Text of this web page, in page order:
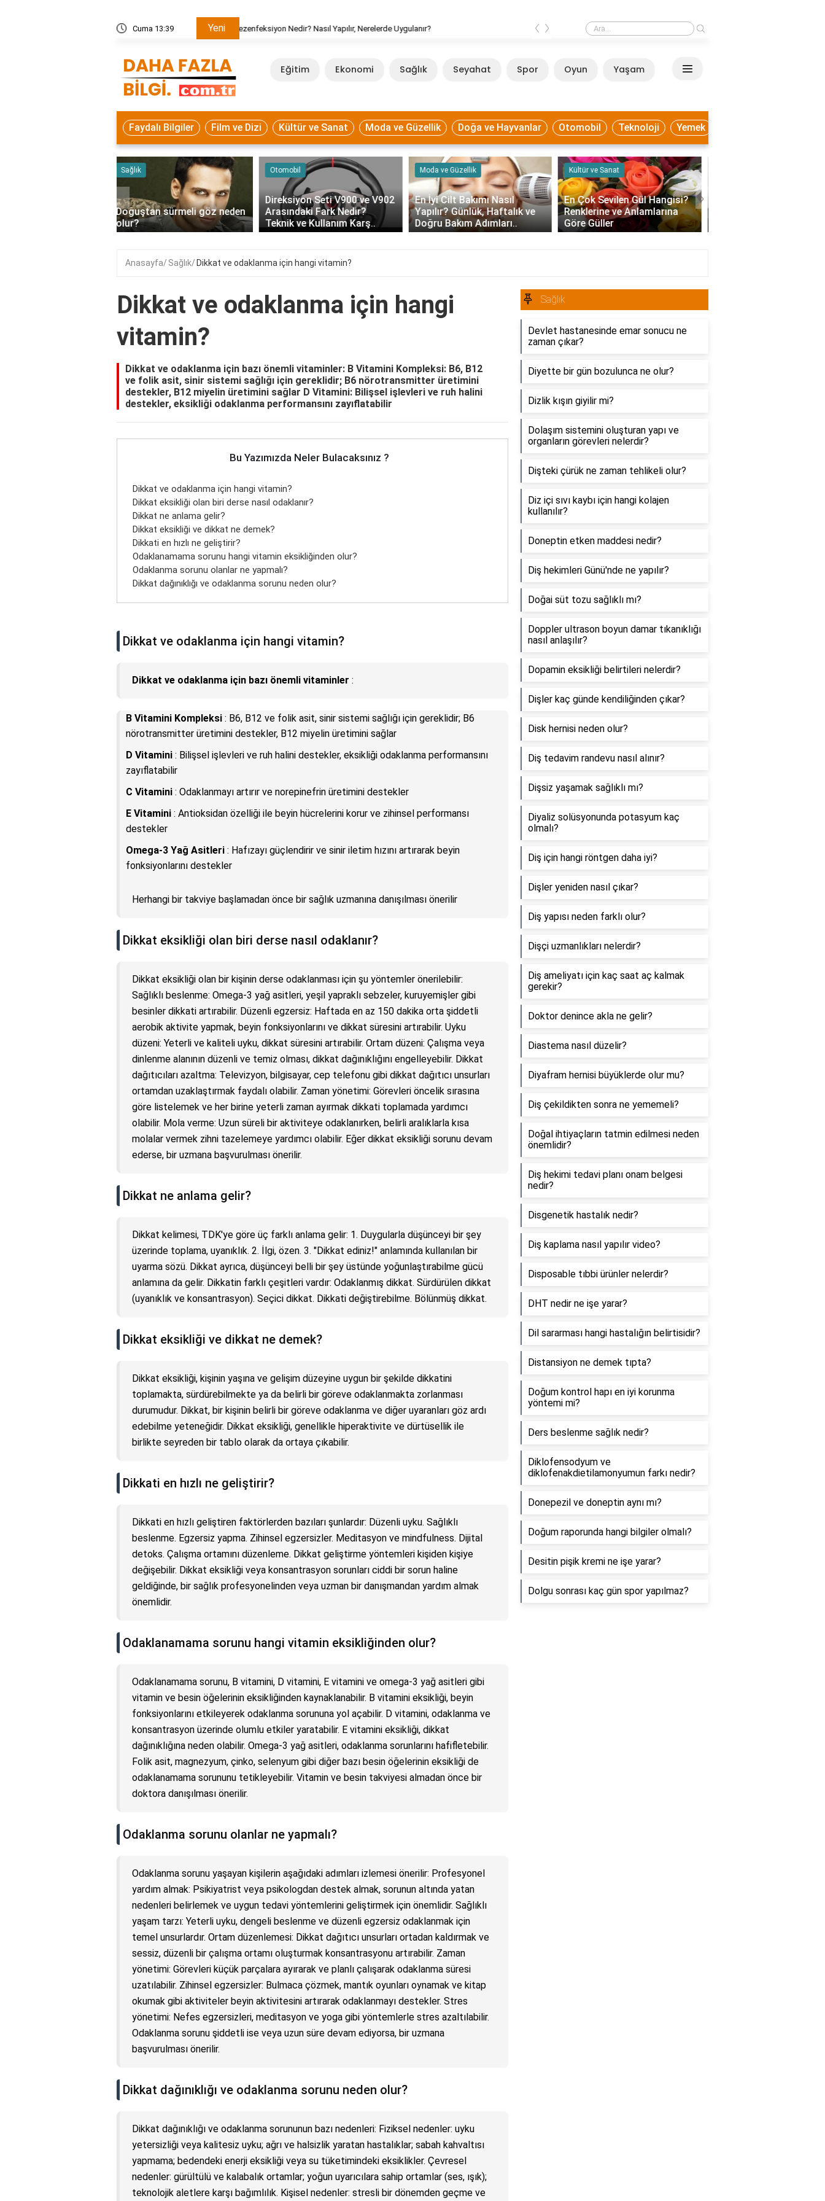
Cuma 13:39 Yeni
Nasıl Yapılır, Nerelerde Uygulanır? Dezenfeksiyon Nedir? Nasıl Yapılır, Nerelerde Uygulanır? Dezenfeksiyon Nedir? Nasıl Yapılır, Nerelerde Uygulanır?
‹ ›
Eğitim Ekonomi Sağlık Seyahat Spor Oyun Yaşam
Faydalı Bilgiler Film ve Dizi Kültür ve Sanat Moda ve Güzellik Doğa ve Hayvanlar Otomobil Teknoloji Yemek
Otomobil
Direksiyon Seti V900 ve V902
Arasındaki Fark Nedir?
Teknik ve Kullanım Karş..
Moda ve Güzellik
En İyi Cilt Bakımı Nasıl
Yapılır? Günlük, Haftalık ve
Doğru Bakım Adımları..
Kültür ve Sanat
En Çok Sevilen Gül Hangisi?
Renklerine ve Anlamlarına
Göre Güller
Faydalı Bilgiler
Desi ve Hacimsel Ağırlık Aynı
Şey mi? Kargo Hesaplama
Mantığı Net Anlatım..
‹ ›
Anasayfa Sağlık Dikkat ve odaklanma için hangi vitamin?
Dikkat ve odaklanma için hangi
vitamin?
Dikkat ve odaklanma için bazı önemli vitaminler: B Vitamini Kompleksi: B6, B12
ve folik asit, sinir sistemi sağlığı için gereklidir; B6 nörotransmitter üretimini
destekler, B12 miyelin üretimini sağlar D Vitamini: Bilişsel işlevleri ve ruh halini
destekler, eksikliği odaklanma performansını zayıflatabilir
Bu Yazımızda Neler Bulacaksınız ?
Dikkat ve odaklanma için hangi vitamin?
Dikkat eksikliği olan biri derse nasıl odaklanır?
Dikkat ne anlama gelir?
Dikkat eksikliği ve dikkat ne demek?
Dikkati en hızlı ne geliştirir?
Odaklanamama sorunu hangi vitamin eksikliğinden olur?
Odaklanma sorunu olanlar ne yapmalı?
Dikkat dağınıklığı ve odaklanma sorunu neden olur?
Dikkat ve odaklanma için hangi vitamin?
Dikkat ve odaklanma için bazı önemli vitaminler :
B Vitamini Kompleksi : B6, B12 ve folik asit, sinir sistemi sağlığı için gereklidir; B6
nörotransmitter üretimini destekler, B12 miyelin üretimini sağlar
D Vitamini : Bilişsel işlevleri ve ruh halini destekler, eksikliği odaklanma performansını
zayıflatabilir
C Vitamini : Odaklanmayı artırır ve norepinefrin üretimini destekler
E Vitamini : Antioksidan özelliği ile beyin hücrelerini korur ve zihinsel performansı
destekler
Omega-3 Yağ Asitleri : Hafızayı güçlendirir ve sinir iletim hızını artırarak beyin
fonksiyonlarını destekler
Herhangi bir takviye başlamadan önce bir sağlık uzmanına danışılması önerilir
Dikkat eksikliği olan biri derse nasıl odaklanır?
Dikkat eksikliği olan bir kişinin derse odaklanması için şu yöntemler önerilebilir:
Sağlıklı beslenme: Omega-3 yağ asitleri, yeşil yapraklı sebzeler, kuruyemişler gibi
besinler dikkati artırabilir. Düzenli egzersiz: Haftada en az 150 dakika orta şiddetli
aerobik aktivite yapmak, beyin fonksiyonlarını ve dikkat süresini artırabilir. Uyku
düzeni: Yeterli ve kaliteli uyku, dikkat süresini artırabilir. Ortam düzeni: Çalışma veya
dinlenme alanının düzenli ve temiz olması, dikkat dağınıklığını engelleyebilir. Dikkat
dağıtıcıları azaltma: Televizyon, bilgisayar, cep telefonu gibi dikkat dağıtıcı unsurları
ortamdan uzaklaştırmak faydalı olabilir. Zaman yönetimi: Görevleri öncelik sırasına
göre listelemek ve her birine yeterli zaman ayırmak dikkati toplamada yardımcı
olabilir. Mola verme: Uzun süreli bir aktiviteye odaklanırken, belirli aralıklarla kısa
molalar vermek zihni tazelemeye yardımcı olabilir. Eğer dikkat eksikliği sorunu devam
ederse, bir uzmana başvurulması önerilir.
Dikkat ne anlama gelir?
Dikkat kelimesi, TDK'ye göre üç farklı anlama gelir: 1. Duygularla düşünceyi bir şey
üzerinde toplama, uyanıklık. 2. İlgi, özen. 3. "Dikkat ediniz!" anlamında kullanılan bir
uyarma sözü. Dikkat ayrıca, düşünceyi belli bir şey üstünde yoğunlaştırabilme gücü
anlamına da gelir. Dikkatin farklı çeşitleri vardır: Odaklanmış dikkat. Sürdürülen dikkat
(uyanıklık ve konsantrasyon). Seçici dikkat. Dikkati değiştirebilme. Bölünmüş dikkat.
Dikkat eksikliği ve dikkat ne demek?
Dikkat eksikliği, kişinin yaşına ve gelişim düzeyine uygun bir şekilde dikkatini
toplamakta, sürdürebilmekte ya da belirli bir göreve odaklanmakta zorlanması
durumudur. Dikkat, bir kişinin belirli bir göreve odaklanma ve diğer uyaranları göz ardı
edebilme yeteneğidir. Dikkat eksikliği, genellikle hiperaktivite ve dürtüsellik ile
birlikte seyreden bir tablo olarak da ortaya çıkabilir.
Dikkati en hızlı ne geliştirir?
Dikkati en hızlı geliştiren faktörlerden bazıları şunlardır: Düzenli uyku. Sağlıklı
beslenme. Egzersiz yapma. Zihinsel egzersizler. Meditasyon ve mindfulness. Dijital
detoks. Çalışma ortamını düzenleme. Dikkat geliştirme yöntemleri kişiden kişiye
değişebilir. Dikkat eksikliği veya konsantrasyon sorunları ciddi bir sorun haline
geldiğinde, bir sağlık profesyonelinden veya uzman bir danışmandan yardım almak
önemlidir.
Odaklanamama sorunu hangi vitamin eksikliğinden olur?
Odaklanamama sorunu, B vitamini, D vitamini, E vitamini ve omega-3 yağ asitleri gibi
vitamin ve besin öğelerinin eksikliğinden kaynaklanabilir. B vitamini eksikliği, beyin
fonksiyonlarını etkileyerek odaklanma sorununa yol açabilir. D vitamini, odaklanma ve
konsantrasyon üzerinde olumlu etkiler yaratabilir. E vitamini eksikliği, dikkat
dağınıklığına neden olabilir. Omega-3 yağ asitleri, odaklanma sorunlarını hafifletebilir.
Folik asit, magnezyum, çinko, selenyum gibi diğer bazı besin öğelerinin eksikliği de
odaklanamama sorununu tetikleyebilir. Vitamin ve besin takviyesi almadan önce bir
doktora danışılması önerilir.
Odaklanma sorunu olanlar ne yapmalı?
Odaklanma sorunu yaşayan kişilerin aşağıdaki adımları izlemesi önerilir: Profesyonel
yardım almak: Psikiyatrist veya psikologdan destek almak, sorunun altında yatan
nedenleri belirlemek ve uygun tedavi yöntemlerini geliştirmek için önemlidir. Sağlıklı
yaşam tarzı: Yeterli uyku, dengeli beslenme ve düzenli egzersiz odaklanmak için
temel unsurlardır. Ortam düzenlemesi: Dikkat dağıtıcı unsurları ortadan kaldırmak ve
sessiz, düzenli bir çalışma ortamı oluşturmak konsantrasyonu artırabilir. Zaman
yönetimi: Görevleri küçük parçalara ayırarak ve planlı çalışarak odaklanma süresi
uzatılabilir. Zihinsel egzersizler: Bulmaca çözmek, mantık oyunları oynamak ve kitap
okumak gibi aktiviteler beyin aktivitesini artırarak odaklanmayı destekler. Stres
yönetimi: Nefes egzersizleri, meditasyon ve yoga gibi yöntemlerle stres azaltılabilir.
Odaklanma sorunu şiddetli ise veya uzun süre devam ediyorsa, bir uzmana
başvurulması önerilir.
Dikkat dağınıklığı ve odaklanma sorunu neden olur?
Dikkat dağınıklığı ve odaklanma sorununun bazı nedenleri: Fiziksel nedenler: uyku
yetersizliği veya kalitesiz uyku; ağrı ve halsizlik yaratan hastalıklar; sabah kahvaltısı
yapmama; bedendeki enerji eksikliği veya su tüketimindeki eksiklikler. Çevresel
nedenler: gürültülü ve kalabalık ortamlar; yoğun uyarıcılara sahip ortamlar (ses, ışık);
teknolojik aletlere karşı bağımlılık. Kişisel nedenler: stresli bir dönemden geçme ve
Sağlık
Devlet hastanesinde emar sonucu ne
zaman çıkar?
Diyette bir gün bozulunca ne olur?
Dizlik kışın giyilir mi?
Dolaşım sistemini oluşturan yapı ve
organların görevleri nelerdir?
Dişteki çürük ne zaman tehlikeli olur?
Diz içi sıvı kaybı için hangi kolajen
kullanılır?
Doneptin etken maddesi nedir?
Diş hekimleri Günü'nde ne yapılır?
Doğai süt tozu sağlıklı mı?
Doppler ultrason boyun damar tıkanıklığı
nasıl anlaşılır?
Dopamin eksikliği belirtileri nelerdir?
Dişler kaç günde kendiliğinden çıkar?
Disk hernisi neden olur?
Diş tedavim randevu nasıl alınır?
Dişsiz yaşamak sağlıklı mı?
Diyaliz solüsyonunda potasyum kaç
olmalı?
Diş için hangi röntgen daha iyi?
Dişler yeniden nasıl çıkar?
Diş yapısı neden farklı olur?
Dişçi uzmanlıkları nelerdir?
Diş ameliyatı için kaç saat aç kalmak
gerekir?
Doktor denince akla ne gelir?
Diastema nasıl düzelir?
Diyafram hernisi büyüklerde olur mu?
Diş çekildikten sonra ne yememeli?
Doğal ihtiyaçların tatmin edilmesi neden
önemlidir?
Diş hekimi tedavi planı onam belgesi
nedir?
Disgenetik hastalık nedir?
Diş kaplama nasıl yapılır video?
Disposable tıbbi ürünler nelerdir?
DHT nedir ne işe yarar?
Dil sararması hangi hastalığın belirtisidir?
Distansiyon ne demek tıpta?
Doğum kontrol hapı en iyi korunma
yöntemi mi?
Ders beslenme sağlık nedir?
Diklofensodyum ve
diklofenakdietilamonyumun farkı nedir?
Donepezil ve doneptin aynı mı?
Doğum raporunda hangi bilgiler olmalı?
Desitin pişik kremi ne işe yarar?
Dolgu sonrası kaç gün spor yapılmaz?